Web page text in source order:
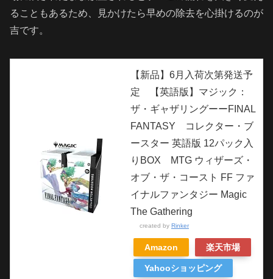
ることもあるため、見かけたら早めの除去を心掛けるのが
吉です。
【新品】6月入荷次第発送予
定 【英語版】マジック：
ザ・ギャザリングーーFINAL
FANTASY コレクター・ブ
ースター 英語版 12パック入
りBOX MTG ウィザーズ・
オブ・ザ・コースト FF ファ
イナルファンタジー Magic
The Gathering
created by Rinker
Amazon 楽天市場
Yahooショッピング